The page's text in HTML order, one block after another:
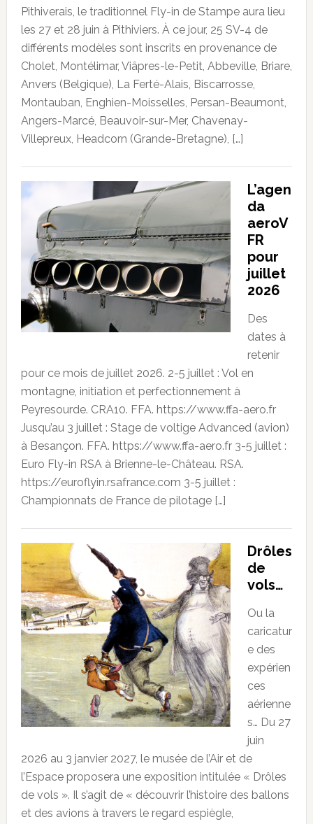
Pithiverais, le traditionnel Fly-in de Stampe aura lieu
les 27 et 28 juin à Pithiviers. À ce jour, 25 SV-4 de
différents modèles sont inscrits en provenance de
Cholet, Montélimar, Viâpres-le-Petit, Abbeville, Briare,
Anvers (Belgique), La Ferté-Alais, Biscarrosse,
Montauban, Enghien-Moisselles, Persan-Beaumont,
Angers-Marcé, Beauvoir-sur-Mer, Chavenay-
Villepreux, Headcorn (Grande-Bretagne), […]
L’agen
da
aeroV
FR
pour
juillet
2026
Des
dates à
retenir
pour ce mois de juillet 2026. 2-5 juillet : Vol en
montagne, initiation et perfectionnement à
Peyresourde. CRA10. FFA. https://www.ffa-aero.fr
Jusqu’au 3 juillet : Stage de voltige Advanced (avion)
à Besançon. FFA. https://www.ffa-aero.fr 3-5 juillet :
Euro Fly-in RSA à Brienne-le-Château. RSA.
https://euroflyin.rsafrance.com 3-5 juillet :
Championnats de France de pilotage […]
Drôles
de
vols…
Ou la
caricatur
e des
expérien
ces
aérienne
s… Du 27
juin
2026 au 3 janvier 2027, le musée de l’Air et de
l’Espace proposera une exposition intitulée « Drôles
de vols ». Il s’agit de « découvrir l’histoire des ballons
et des avions à travers le regard espiègle,